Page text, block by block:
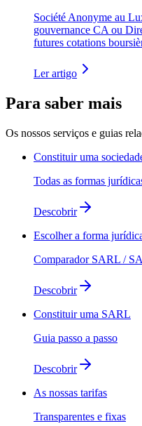
Société Anonyme au
gouvernance CA ou
futures cotations
Ler artigo
Para saber mais
Os nossos serviços e guias
Constituir uma
Todas as formas
Descobrir
Escolher a forma
Comparador SARL /
Descobrir
Constituir uma SARL
Guia passo a passo
Descobrir
As nossas tarifas
Transparentes e fixas